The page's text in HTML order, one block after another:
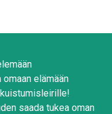
elämään
saada tukea oman